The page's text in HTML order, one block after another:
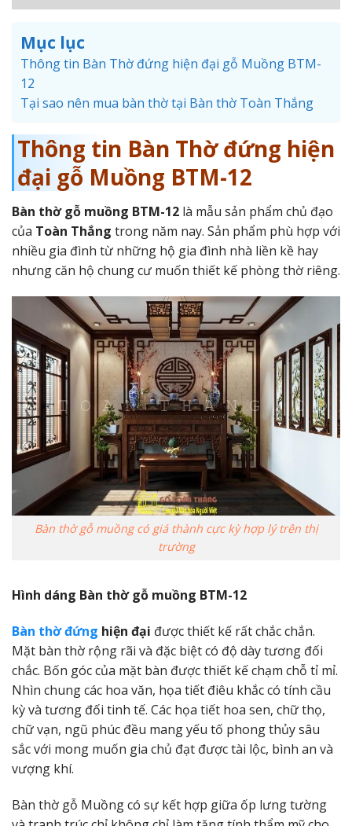
Mục lục
Thông tin Bàn Thờ đứng hiện đại gỗ Muồng BTM-
12
Tại sao nên mua bàn thờ tại Bàn thờ Toàn Thắng
Thông tin Bàn Thờ đứng hiện
đại gỗ Muồng BTM-12
Bàn thờ gỗ muồng BTM-12 là mẫu sản phẩm chủ đạo
của Toàn Thắng trong năm nay. Sản phẩm phù hợp với
nhiều gia đình từ những hộ gia đình nhà liền kề hay
nhưng căn hộ chung cư muốn thiết kế phòng thờ riêng.
Bàn thờ gỗ muồng có giá thành cực kỳ hợp lý trên thị
trường
Hình dáng Bàn thờ gỗ muồng BTM-12
Bàn thờ đứng hiện đại được thiết kế rất chắc chắn.
Mặt bàn thờ rộng rãi và đặc biệt có độ dày tương đối
chắc. Bốn góc của mặt bàn được thiết kế chạm chỗ tỉ mỉ.
Nhìn chung các hoa văn, họa tiết điêu khắc có tính cầu
kỳ và tương đối tinh tế. Các họa tiết hoa sen, chữ thọ,
chữ vạn, ngũ phúc đều mang yếu tố phong thủy sâu
sắc với mong muốn gia chủ đạt được tài lộc, bình an và
vượng khí.
Bàn thờ gỗ Muồng có sự kết hợp giữa ốp lưng tường